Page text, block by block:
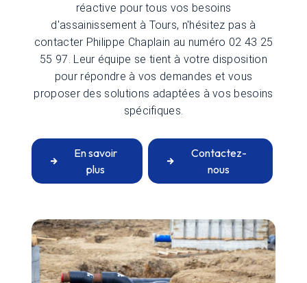
réactive pour tous vos besoins
d'assainissement à Tours, n'hésitez pas à
contacter Philippe Chaplain au numéro 02 43 25
55 97. Leur équipe se tient à votre disposition
pour répondre à vos demandes et vous
proposer des solutions adaptées à vos besoins
spécifiques.
En savoir
plus
Contactez-
nous